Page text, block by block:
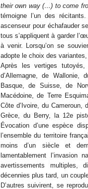
their own way (…) to come
témoigne l’un des
ascenseur pour échafauder
tous s’appliquent à garder
à venir. Lorsqu’on se
adopte le choix des
Après les vertiges tutoyés,
d’Allemagne, de Wallonie,
Basque, de Suisse, de
Macédoine, de Terre
Côte d’Ivoire, du Cameroun,
Grèce, du Berry, la 12e
Évocation d’une espèce
l’ensemble du territoire
moins d’un siècle et
lamentablement
avertissements multiples,
décennies plus tard, un
D’autres suivirent, se